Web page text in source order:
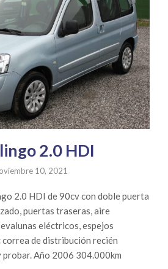
2.0 HDI
10, 2021
2.0 HDI de 90cv con doble puerta
puertas traseras, aire
eléctricos, espejos
de distribución recién
probar. Año 2006 304.000km